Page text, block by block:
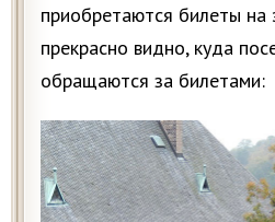
приобретаются билеты на
прекрасно видно, куда
обращаются за билетами: